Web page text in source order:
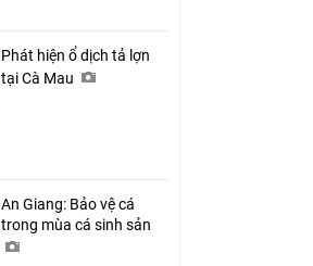
Phát hiện ổ dịch tả lợn
tại Cà Mau
An Giang: Bảo vệ cá
trong mùa cá sinh sản